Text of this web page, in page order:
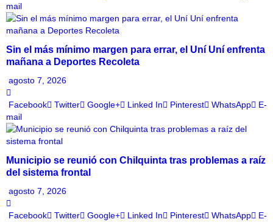
mail
Sin el más mínimo margen para errar, el Uní Uní enfrenta
mañana a Deportes Recoleta
agosto 7, 2026
Facebook Twitter Google+ Linked In Pinterest WhatsApp
E-
mail
Municipio se reunió con Chilquinta tras problemas a raíz
del sistema frontal
agosto 7, 2026
Facebook Twitter Google+ Linked In Pinterest WhatsApp
E-